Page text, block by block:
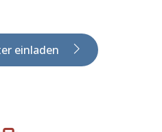
einladen